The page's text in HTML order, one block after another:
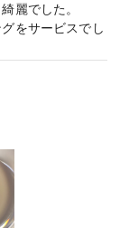
麗でした。
をサービスでし
ンドよりも目を
るそうで、薄い
ことが出来ま
も綺麗でした。
きをくれまし